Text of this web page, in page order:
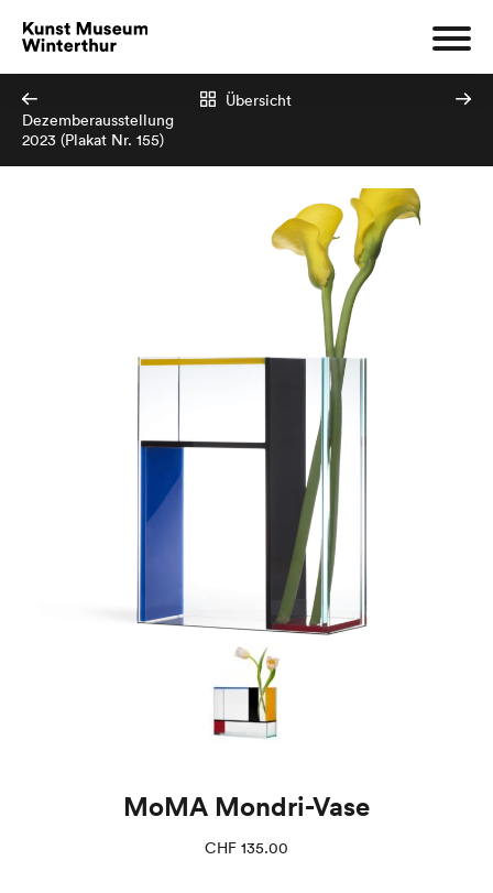
Dezemberausstellung
2023 (Plakat Nr. 155)
Übersicht
MoMA Mondri-Vase
CHF 135.00